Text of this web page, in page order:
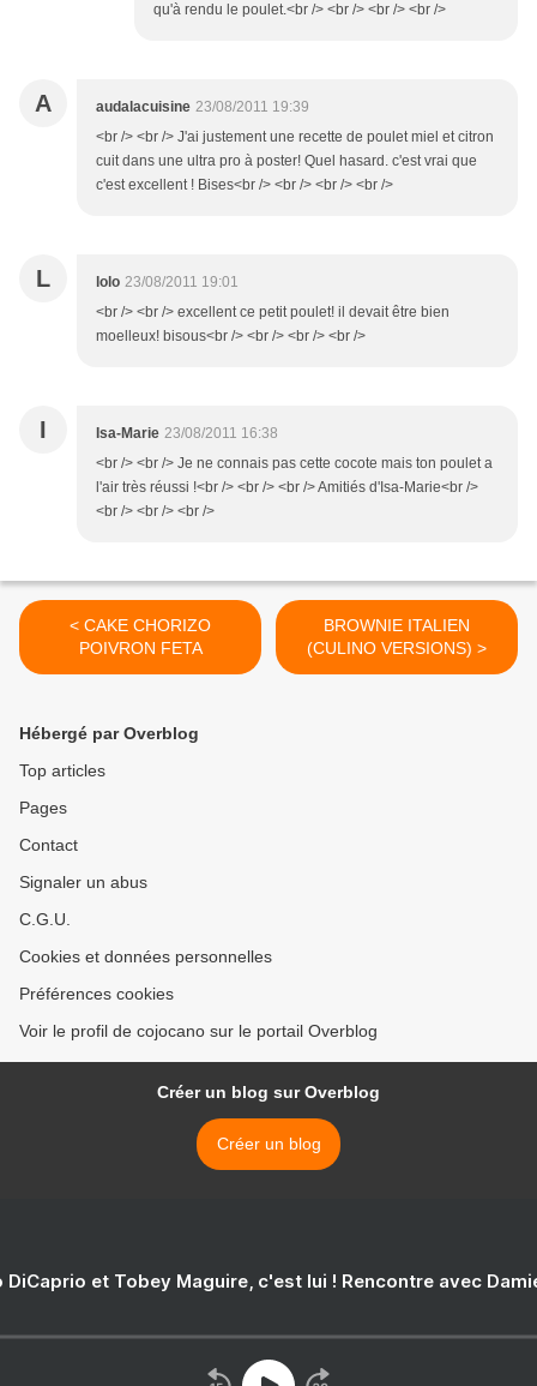
qu'à rendu le poulet.<br /> <br /> <br /> <br />
A audalacuisine 23/08/2011 19:39
<br /> <br /> J'ai justement une recette de poulet miel et citron
cuit dans une ultra pro à poster! Quel hasard. c'est vrai que
c'est excellent ! Bises<br /> <br /> <br /> <br />
L lolo 23/08/2011 19:01
<br /> <br /> excellent ce petit poulet! il devait être bien
moelleux! bisous<br /> <br /> <br /> <br />
I Isa-Marie 23/08/2011 16:38
<br /> <br /> Je ne connais pas cette cocote mais ton poulet a
l'air très réussi !<br /> <br /> <br /> Amitiés d'Isa-Marie<br />
<br /> <br /> <br />
< CAKE CHORIZO
POIVRON FETA
BROWNIE ITALIEN
(CULINO VERSIONS) >
Hébergé par Overblog
Top articles
Pages
Contact
Signaler un abus
C.G.U.
Cookies et données personnelles
Préférences cookies
Voir le profil de cojocano sur le portail Overblog
Créer un blog sur Overblog
Créer un blog
DiCaprio et Tobey Maguire, c'est lui ! Rencontre avec